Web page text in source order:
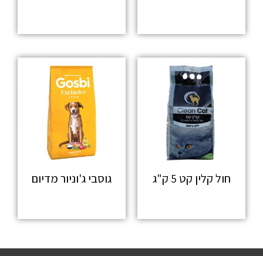
חול קלין קט 5 ק"ג גוסבי ג'וניור מדיום